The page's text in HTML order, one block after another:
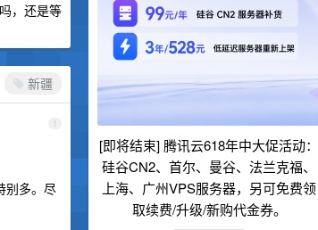
[即将结束] 腾讯云618年中大促活动：
硅谷CN2、首尔、曼谷、法兰克福、
上海、广州VPS服务器，另可免费领
取续费/升级/新购代金券。
，还是等
新疆
1
别多。尽